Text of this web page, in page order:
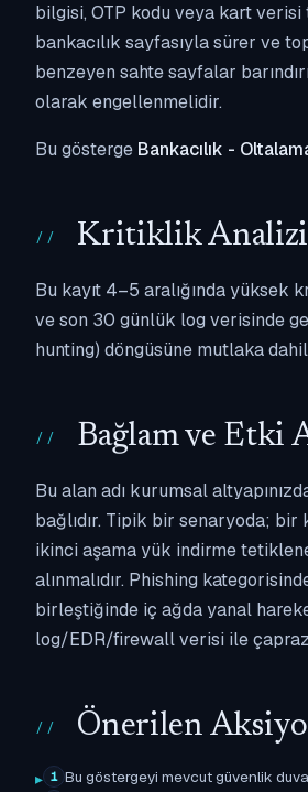
bilgisi, OTP kodu veya kart verisi
bankacılık sayfasıyla sürer ve
benzeyen sahte sayfalar
olarak engellenmelidir.
Bu gösterge Bankacılık -
Kritiklik Analizi
Bu kayıt 4–5 aralığında yüksek
ve son 30 günlük log verisinde
hunting) döngüsüne mutlaka
Bağlam ve Etki
Bu alan adı kurumsal
bağlıdır. Tipik bir senaryoda; bir
ikinci aşama yük indirme
alınmalıdır. Phishing
birleştiğinde iç ağda yanal
log/EDR/firewall verisi ile
Önerilen
1 Bu göstergeyi mevcut güvenlik